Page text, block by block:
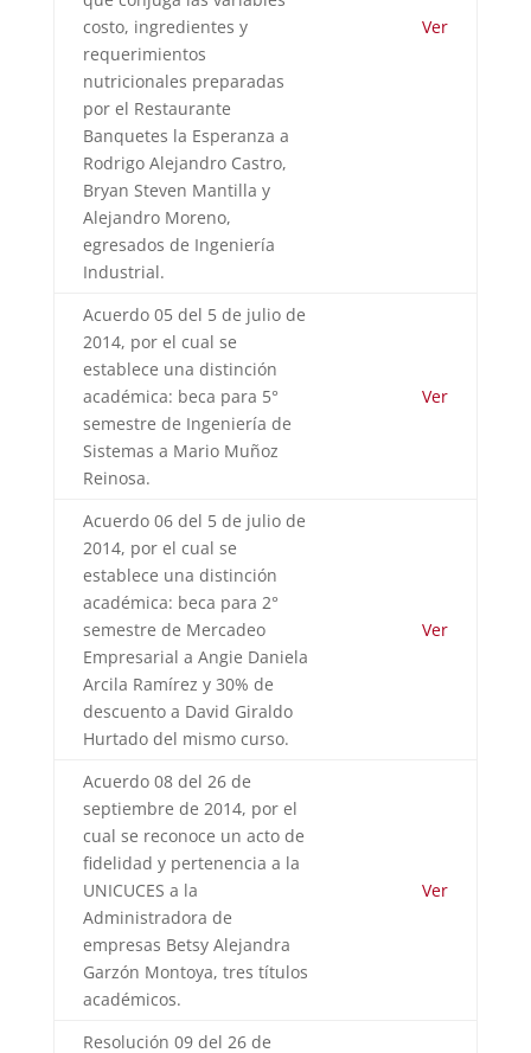
costo, ingredientes y
requerimientos
nutricionales preparadas
por el Restaurante
Banquetes la Esperanza a
Rodrigo Alejandro Castro,
Bryan Steven Mantilla y
Alejandro Moreno,
egresados de Ingeniería
Industrial.
Ver
Acuerdo 05 del 5 de julio de
2014, por el cual se
establece una distinción
académica: beca para 5°
semestre de Ingeniería de
Sistemas a Mario Muñoz
Reinosa.
Ver
Acuerdo 06 del 5 de julio de
2014, por el cual se
establece una distinción
académica: beca para 2°
semestre de Mercadeo
Empresarial a Angie Daniela
Arcila Ramírez y 30% de
descuento a David Giraldo
Hurtado del mismo curso.
Ver
Acuerdo 08 del 26 de
septiembre de 2014, por el
cual se reconoce un acto de
fidelidad y pertenencia a la
UNICUCES a la
Administradora de
empresas Betsy Alejandra
Garzón Montoya, tres títulos
académicos.
Ver
Resolución 09 del 26 de